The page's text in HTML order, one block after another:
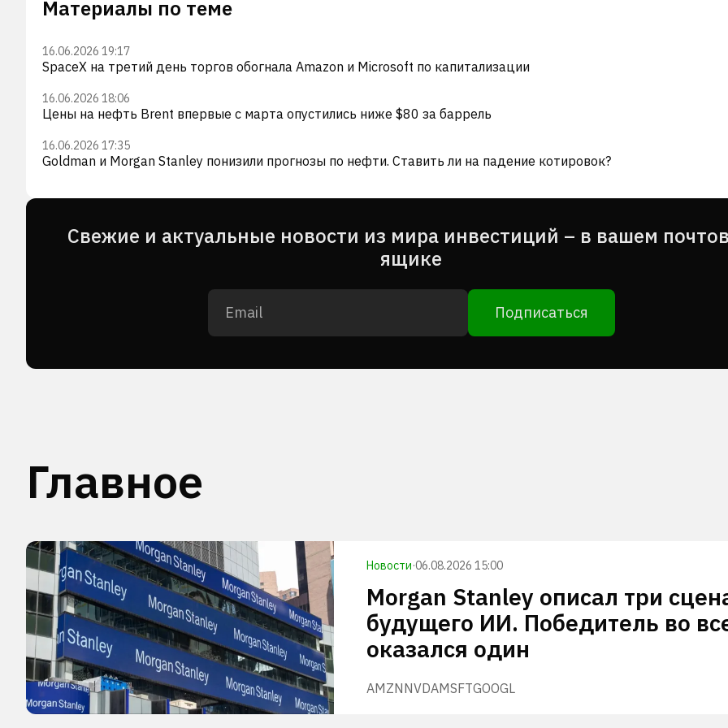
Материалы по теме
16.06.2026 19:17
SpaceX на третий день торгов обогнала Amazon и Microsoft по капитализации
16.06.2026 18:06
Цены на нефть Brent впервые с марта опустились ниже $80 за баррель
16.06.2026 17:35
Goldman и Morgan Stanley понизили прогнозы по нефти. Ставить ли на падение котировок?
Cвежие и актуальные новости из мира инвестиций – в вашем
ящике
Подписаться
Главное
Новости·06.08.2026 15:00
Morgan Stanley описал три
будущего ИИ. Победитель во
оказался один
AMZNNVDAMSFTGOOGL